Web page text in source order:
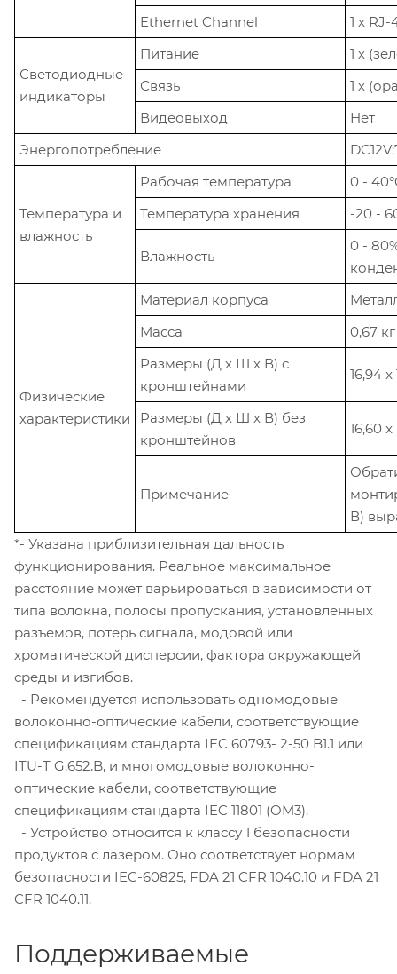
Ethernet Channel
1 x RJ-
Светодиодные
индикаторы
Питание
1 х
Связь
1 х
Видеовыход
Нет
Энергопотребление
Температура и
влажность
Рабочая температура
0 -
Температура хранения
-20 -
Влажность
0 -
Физические
характеристики
Материал корпуса
Масса
0,67 кг
Размеры (Д х Ш х В) с
кронштейнами
16,94
Размеры (Д х Ш х В) без
кронштейнов
16,60
Примечание
В)
*- Указана приблизительная дальность
функционирования. Реальное максимальное
расстояние может варьироваться в зависимости от
типа волокна, полосы пропускания, установленных
разъемов, потерь сигнала, модовой или
хроматической дисперсии, фактора окружающей
среды и изгибов.
- Рекомендуется использовать одномодовые
волоконно-оптические кабели, соответствующие
спецификациям стандарта IEC 60793- 2-50 B1.1 или
ITU-T G.652.B, и многомодовые волоконно-
оптические кабели, соответствующие
спецификациям стандарта IEC 11801 (OM3).
- Устройство относится к классу 1 безопасности
продуктов с лазером. Оно соответствует нормам
безопасности IEC-60825, FDA 21 CFR 1040.10 и FDA 21
CFR 1040.11.
Поддерживаемые